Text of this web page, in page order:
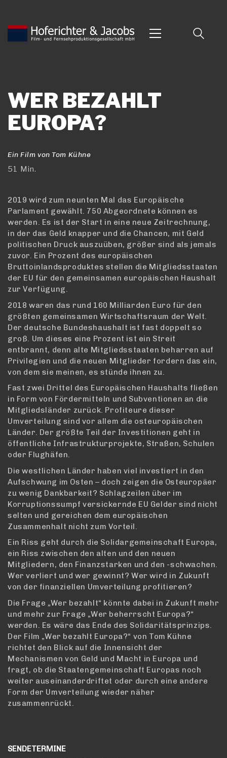
WER BEZAHLT
EUROPA?
Ein Film von Tom Kühne
51 Min.
2019 wird zum neunten Mal das Europäische
Parlament gewählt. 750 Abgeordnete können es
werden. Es ist der Start in eine neue Zeitrechnung,
in der das Geld knapper und die Chancen, mit Geld
politischen Druck auszuüben, größer sind als jemals
zuvor. Ein Prozent des europäischen
Bruttoinlandsproduktes stellen die Mitgliedsstaaten
der EU für den gemeinsamen europäischen Haushalt
zur Verfügung.
2018 waren das rund 160 Milliarden Euro für den
größten gemeinsamen Wirtschaftsraum der Welt.
Der deutsche Bundeshaushalt ist fast doppelt so
groß. Um dieses eine Prozent ist ein Streit
entbrannt, denn alte Mitgliedsstaaten beharren auf
Privilegien und die neuen Mitglieder fordern das ein,
von dem sie meinen, es stünde ihnen zu.
Fast zwei Drittel des Europäischen Haushalts fließen
in Form von Fördermitteln und Subventionen an die
Mitgliedsländer zurück. Profiteure dieser
Umverteilung sind vor allem die osteuropäischen
Länder. Der größte Teil der Investitionen geht in
öffentliche Infrastrukturprojekte, Straßen, Schulen
oder Flughäfen.
Die westlichen Länder haben viel investiert in den
Aufschwung im Osten – doch zeigen die Osteuropäer
zu wenig Dankbarkeit? Schlagzeilen über im
Korruptionssumpf versickernde EU Gelder sind nicht
selten und gereichen dem europäischen
Zusammenhalt nicht zum Vorteil.
Ein Riss geht durch die Solidargemeinschaft Europa,
ein Riss zwischen den alten und den neuen
Mitgliedern, den Finanzstarken und den -schwachen.
Wer verliert und wer gewinnt? Wer wird in Zukunft
von der finanziellen Umverteilung profitieren?
Die Frage „Wer bezahlt“ könnte dabei in Zukunft mehr
und mehr zur Frage „Wer beherrscht Europa?“
werden. Es wäre das Ende des Solidaritätsprinzips.
Der Film „Wer bezahlt Europa?“ von Tom Kühne
richtet den Blick auf die Innensicht der
Mechanismen von Geld und Macht in Europa und
fragt, ob die Staatengemeinschaft Europas noch
weiter auseinanderdriftet oder durch eine andere
Form der Umverteilung wieder näher
zusammenrückt.
SENDETERMINE